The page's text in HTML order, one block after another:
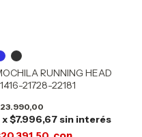
RUNNING HEAD
21728-22181
x$7.996,67 sin interés